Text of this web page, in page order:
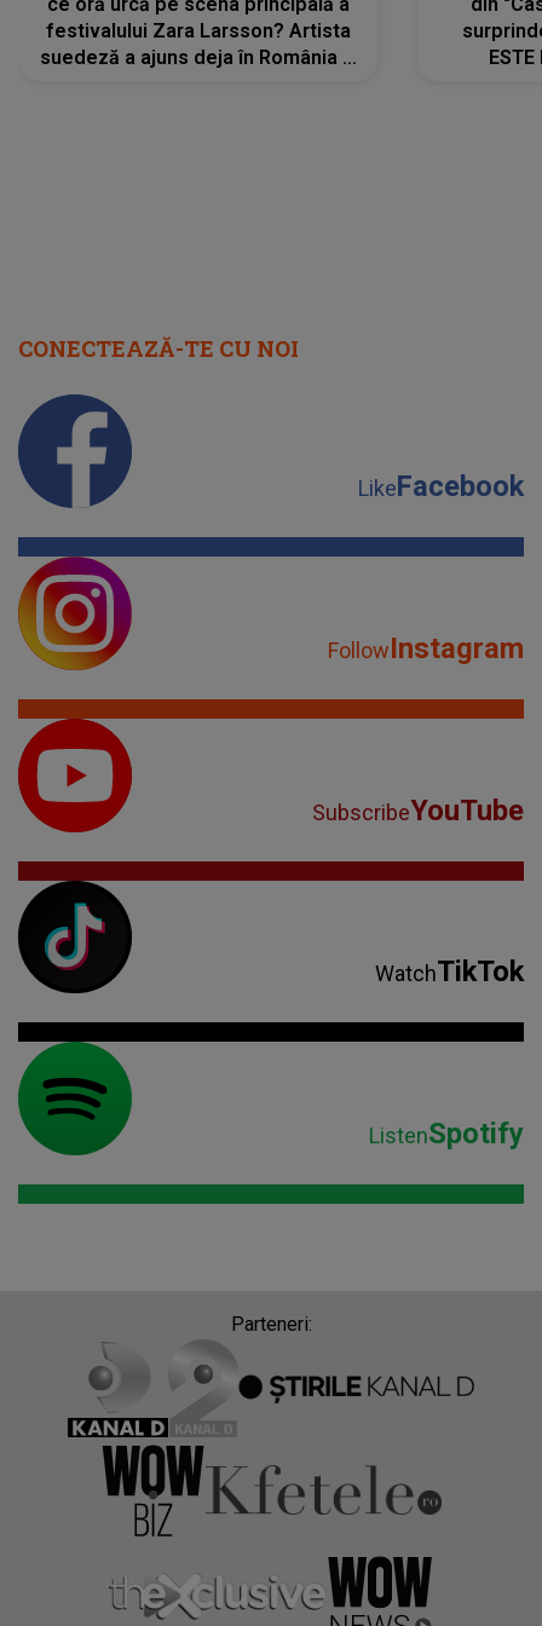
festivalului Zara Larsson? Artista
suedeză a ajuns deja în România și
CONECTEAZĂ-TE CU NOI
LikeFacebook
FollowInstagram
SubscribeYouTube
WatchTikTok
ListenSpotify
Parteneri: